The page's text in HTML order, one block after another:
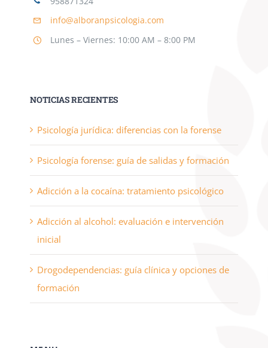
info@alboranpsicologia.com
Lunes – Viernes: 10:00 AM – 8:00 PM
NOTICIAS RECIENTES
Psicología jurídica: diferencias con la forense
Psicología forense: guía de salidas y formación
Adicción a la cocaína: tratamiento psicológico
Adicción al alcohol: evaluación e intervención
inicial
Drogodependencias: guía clínica y opciones de
formación